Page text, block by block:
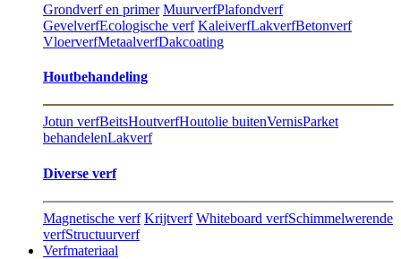
Grondverf en primer MuurverfPlafondverf
GevelverfEcologische verf KaleiverfLakverfBetonverf
VloerverfMetaalverfDakcoating
Hout​behandeling
Jotun verfBeitsHoutverfHoutolie buitenVernisParket
behandelenLakverf
Diverse verf
Magnetische verf Krijtverf Whiteboard verfSchimmelwerende
verfStructuurverf
Verfmateriaal